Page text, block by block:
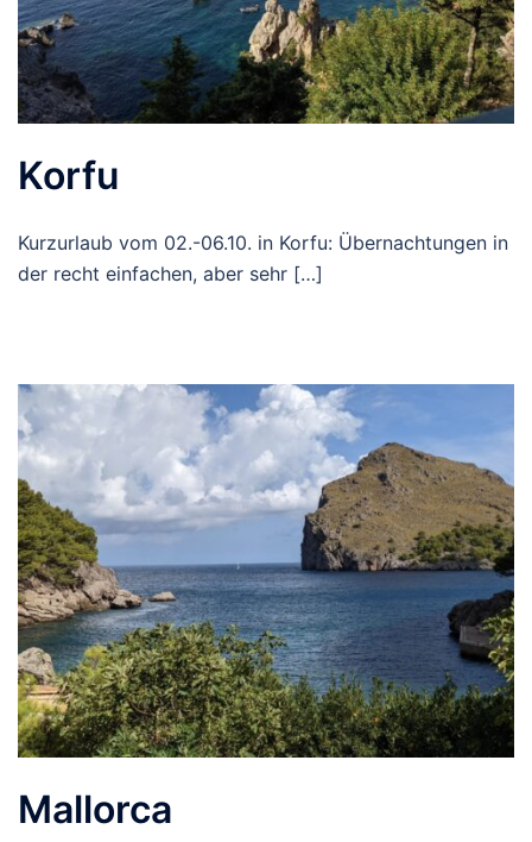
Korfu
Kurzurlaub vom 02.-06.10. in Korfu: Übernachtungen in
der recht einfachen, aber sehr […]
Mallorca